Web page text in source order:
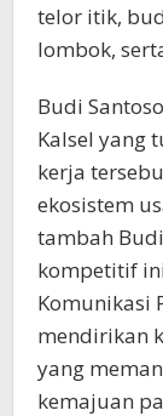
telor itik,
lombok,
Budi
Kalsel yang
kerja
ekosistem
tambah
kompetitif
Komunikasi
mendirikan
yang
kemajuan